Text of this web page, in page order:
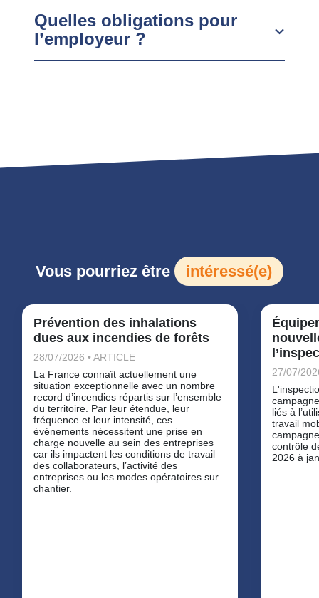
Quelles obligations pour
l’employeur ?
Vous pourriez être intéressé(e)
Prévention des inhalations
dues aux incendies de forêts
28/07/2026 • ARTICLE
La France connaît actuellement une
situation exceptionnelle avec un nombre
record d’incendies répartis sur l’ensemble
du territoire. Par leur étendue, leur
fréquence et leur intensité, ces
événements nécessitent une prise en
charge nouvelle au sein des entreprises
car ils impactent les conditions de travail
des collaborateurs, l’activité des
entreprises ou les modes opératoires sur
chantier.
27/07/
liés à
travail
contrôle
2026 à